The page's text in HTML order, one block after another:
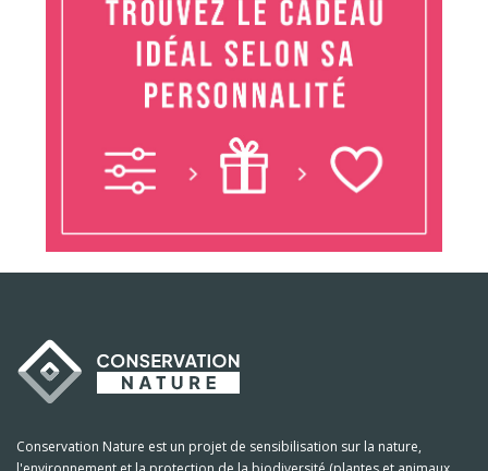
Conservation Nature est un projet de sensibilisation sur la nature,